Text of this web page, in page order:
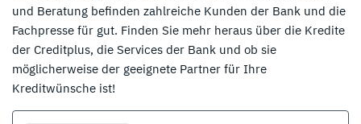
und Beratung befinden zahlreiche Kunden der Bank und die
Fachpresse für gut. Finden Sie mehr heraus über die Kredite
der Creditplus, die Services der Bank und ob sie
möglicherweise der geeignete Partner für Ihre
Kreditwünsche ist!